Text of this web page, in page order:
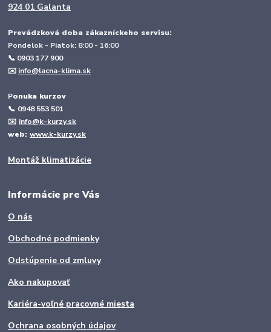
924 01 Galanta
Prevádzková doba zákazníckeho servisu:
Pondelok - Piatok: 8:00 - 16:00
📞 0903 177 900
✉️ info@lacna-klima.sk
Ponuka kurzov
📞 0948 553 501
✉️ info@k-kurzy.sk
web:www.k-kurzy.sk
Montáž klimatizácie
Informácie pre Vás
O nás
Obchodné podmienky
Odstúpenie od zmluvy
Ako nakupovať
Kariéra-voľné pracovné miesta
Ochrana osobných údajov